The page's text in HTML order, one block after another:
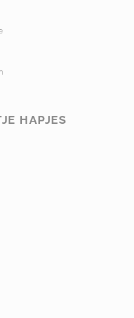
HAPJES